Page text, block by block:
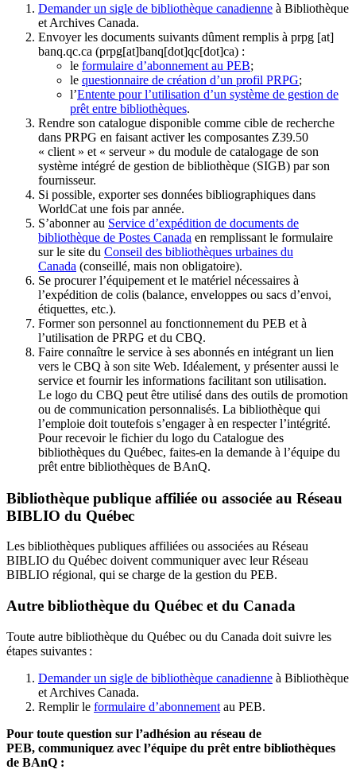
Demander un sigle de bibliothèque canadienne à Bibliothèque
et Archives Canada.
Envoyer les documents suivants dûment remplis à prpg [at]
banq.qc.ca (prpg[at]banq[dot]qc[dot]ca) :
le formulaire d’abonnement au PEB;
le questionnaire de création d’un profil PRPG;
l’Entente pour l’utilisation d’un système de gestion de
prêt entre bibliothèques.
Rendre son catalogue disponible comme cible de recherche
dans PRPG en faisant activer les composantes Z39.50
« client » et « serveur » du module de catalogage de son
système intégré de gestion de bibliothèque (SIGB) par son
fournisseur.
Si possible, exporter ses données bibliographiques dans
WorldCat une fois par année.
S’abonner au Service d’expédition de documents de
bibliothèque de Postes Canada en remplissant le formulaire
sur le site du Conseil des bibliothèques urbaines du
Canada (conseillé, mais non obligatoire).
Se procurer l’équipement et le matériel nécessaires à
l’expédition de colis (balance, enveloppes ou sacs d’envoi,
étiquettes, etc.).
Former son personnel au fonctionnement du PEB et à
l’utilisation de PRPG et du CBQ.
Faire connaître le service à ses abonnés en intégrant un lien
vers le CBQ à son site Web. Idéalement, y présenter aussi le
service et fournir les informations facilitant son utilisation.
Le logo du CBQ peut être utilisé dans des outils de promotion
ou de communication personnalisés. La bibliothèque qui
l’emploie doit toutefois s’engager à en respecter l’intégrité.
Pour recevoir le fichier du logo du Catalogue des
bibliothèques du Québec, faites-en la demande à l’équipe du
prêt entre bibliothèques de BAnQ.
Bibliothèque publique affiliée ou associée au Réseau
BIBLIO du Québec
Les bibliothèques publiques affiliées ou associées au Réseau
BIBLIO du Québec doivent communiquer avec leur Réseau
BIBLIO régional, qui se charge de la gestion du PEB.
Autre bibliothèque du Québec et du Canada
Toute autre bibliothèque du Québec ou du Canada doit suivre les
étapes suivantes :
Demander un sigle de bibliothèque canadienne à Bibliothèque
et Archives Canada.
Remplir le formulaire d’abonnement au PEB.
Pour toute question sur l’adhésion au réseau de
PEB, communiquez avec l’équipe du prêt entre bibliothèques
de BAnQ :